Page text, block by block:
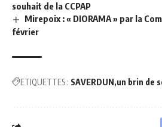
souhait de la CCPAP
Mirepoix : « DIORAMA » par la
février
ETIQUETTES : SAVERDUN un brin de